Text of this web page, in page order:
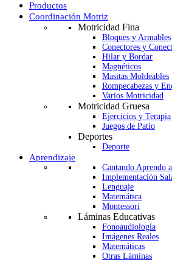
Productos
Coordinación Motriz
Motricidad Fina
Bloques y Armables
Conectores y
Hilar y Bordar
Magnéticos
Masitas Moldeables
Rompecabezas y
Varios Motricidad
Motricidad Gruesa
Ejercicios y Terapia
Juegos de Patio
Deportes
Deporte
Aprendizaje
Cantando Aprendo
Implementación
Lenguaje
Matemática
Montessori
Láminas Educativas
Fonoaudiología
Imágenes Reales
Matemáticas
Otras Láminas